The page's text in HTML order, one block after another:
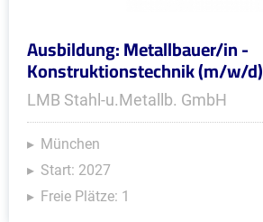
Ausbildung: Metallbauer/in -
Konstruktionstechnik (m/w/d)
LMB Stahl-u.Metallb. GmbH
München
Start: 2027
Freie Plätze: 1